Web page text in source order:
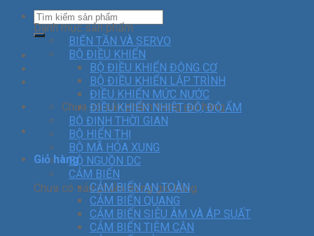
Chưa có sản phẩm trong giỏ hàng.
Giỏ hàng
Chưa có sản phẩm trong giỏ hàng.
Danh mục sản phẩm
BIẾN TẦN VÀ SERVO
BỘ ĐIỀU KHIỂN
BỘ ĐIỀU KHIỂN ĐỘNG CƠ
BỘ ĐIỀU KHIỂN LẬP TRÌNH
ĐIỀU KHIỂN MỨC NƯỚC
ĐIỀU KHIỂN NHIỆT ĐỘ, ĐỘ ẨM
BỘ ĐỊNH THỜI GIAN
BỘ HIỂN THỊ
BỘ MÃ HÓA XUNG
BỘ NGUỒN DC
CẢM BIẾN
CẢM BIẾN AN TOÀN
CẢM BIẾN QUANG
CẢM BIẾN SIÊU ÂM VÀ ÁP SUẤT
CẢM BIẾN TIỆM CẬN